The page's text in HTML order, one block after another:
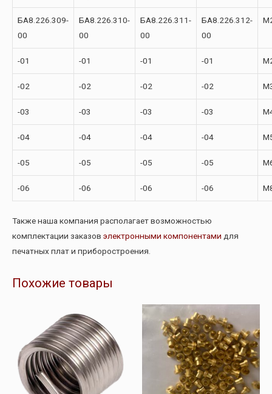
БА8.226.309-
00
БА8.226.310-
00
БА8.226.311-
00
БА8.226.312-
00
-01 -01 -01 -01
-02 -02 -02 -02
-03 -03 -03 -03
-04 -04 -04 -04
-05 -05 -05 -05
-06 -06 -06 -06
Также наша компания располагает возможностью
комплектации заказов электронными компонентами для
печатных плат и приборостроения.
Похожие товары